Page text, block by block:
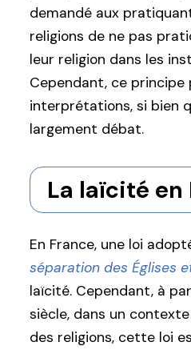
demandé aux
religions de ne pas
leur religion dans les
Cependant, ce principe
interprétations, si bien
largement débat.
La laïcité en
En France, une loi
séparation des Églises
laïcité. Cependant, à
siècle, dans un
des religions, cette loi